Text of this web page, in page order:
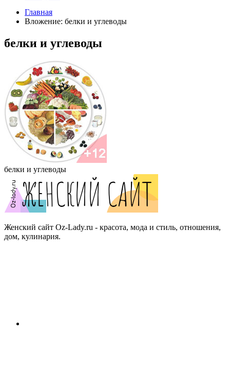
Главная
Вложение: белки и углеводы
белки и углеводы
белки и углеводы
Женский сайт Oz-Lady.ru - красота, мода и стиль, отношения,
дом, кулинария.